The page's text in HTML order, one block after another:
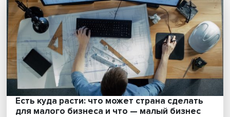
Санитарный щит России: готова ли страна
противостоять новым
угрозам